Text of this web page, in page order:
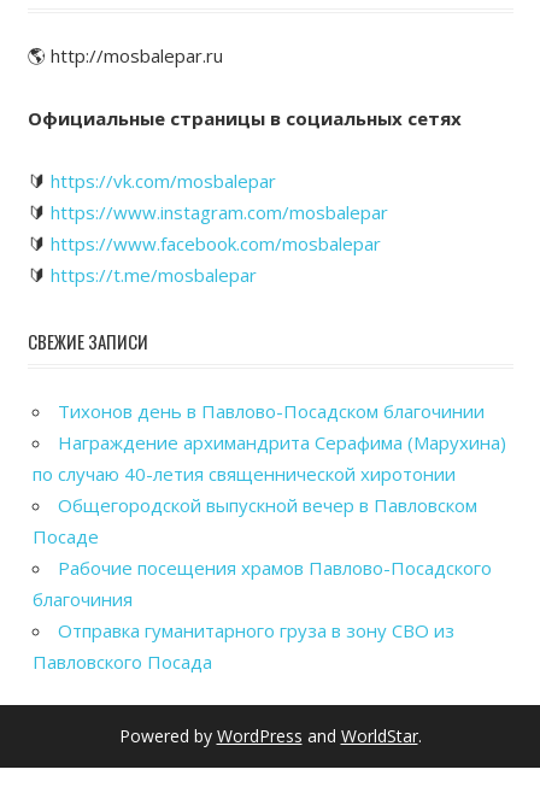
🌎 http://mosbalepar.ru
Официальные страницы в социальных сетях
🔰 https://vk.com/mosbalepar
🔰 https://www.instagram.com/mosbalepar
🔰 https://www.facebook.com/mosbalepar
🔰 https://t.me/mosbalepar
СВЕЖИЕ ЗАПИСИ
Тихонов день в Павлово-Посадском благочинии
Награждение архимандрита Серафима (Марухина)
по случаю 40-летия священнической хиротонии
Общегородской выпускной вечер в Павловском
Посаде
Рабочие посещения храмов Павлово-Посадского
благочиния
Отправка гуманитарного груза в зону СВО из
Павловского Посада
Powered by WordPress and WorldStar.